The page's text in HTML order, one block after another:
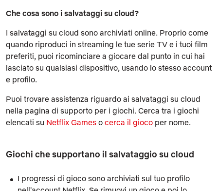
Che cosa sono i salvataggi su cloud?
I salvataggi su cloud sono archiviati online. Proprio come
quando riproduci in streaming le tue serie TV e i tuoi film
preferiti, puoi ricominciare a giocare dal punto in cui hai
lasciato su qualsiasi dispositivo, usando lo stesso account
e profilo.
Puoi trovare assistenza riguardo ai salvataggi su cloud
nella pagina di supporto per i giochi. Cerca tra i giochi
elencati su Netflix Games o cerca il gioco per nome.
Giochi che supportano il salvataggio su cloud
I progressi di gioco sono archiviati sul tuo profilo